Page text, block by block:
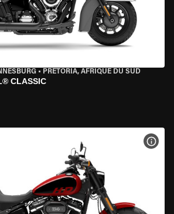
• PRETORIA, AFRIQUE DU SUD
CLASSIC